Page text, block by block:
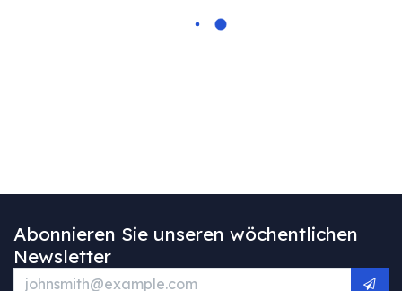
Abonnieren Sie unseren wöchentlichen
Newsletter